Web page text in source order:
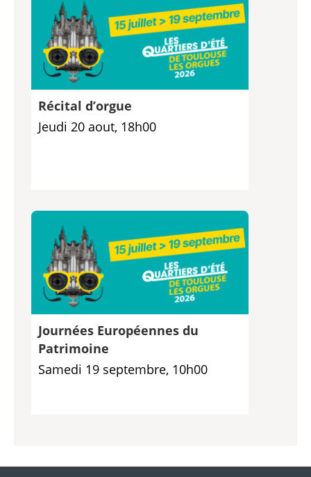
Récital d’orgue
Jeudi 20 aout, 18h00
Journées Européennes du
Patrimoine
Samedi 19 septembre, 10h00